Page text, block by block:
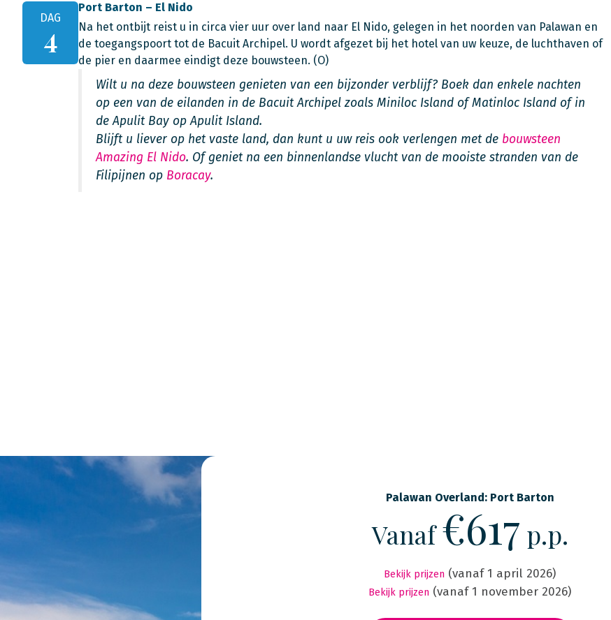
DAG
4
Port Barton – El Nido
Na het ontbijt reist u in circa vier uur over land naar El Nido, gelegen in het noorden van Palawan en
de toegangspoort tot de Bacuit Archipel. U wordt afgezet bij het hotel van uw keuze, de luchthaven of
de pier en daarmee eindigt deze bouwsteen. (O)
Wilt u na deze bouwsteen genieten van een bijzonder verblijf? Boek dan enkele nachten
op een van de eilanden in de Bacuit Archipel zoals Miniloc Island of Matinloc Island of in
de Apulit Bay op Apulit Island.
Blijft u liever op het vaste land, dan kunt u uw reis ook verlengen met de bouwsteen
Amazing El Nido. Of geniet na een binnenlandse vlucht van de mooiste stranden van de
Filipijnen op Boracay.
Palawan Overland: Port Barton
Vanaf€617 p.p.
Bekijk prijzen (vanaf 1 april 2026)
Bekijk prijzen (vanaf 1 november 2026)